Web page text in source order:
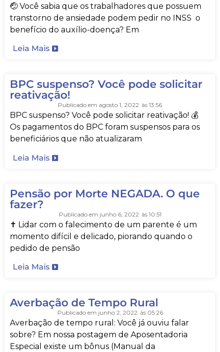
🤕 Você sabia que os trabalhadores que possuem
transtorno de ansiedade podem pedir no INSS o
benefício do auxílio-doença? Em
Leia Mais
BPC suspenso? Você pode solicitar
reativação!
Publicado em agosto 1, 2022 às 13:56
BPC suspenso? Você pode solicitar reativação! 💰
Os pagamentos do BPC foram suspensos para os
beneficiários que não atualizaram
Leia Mais
Pensão por Morte NEGADA. O que
fazer?
Publicado em junho 6, 2022 às 10:51
✝️ Lidar com o falecimento de um parente é um
momento difícil e delicado, piorando quando o
pedido de pensão
Leia Mais
Averbação de Tempo Rural
Publicado em junho 2, 2022 às 05:26
Averbação de tempo rural: Você já ouviu falar
sobre? Em nossa postagem de Aposentadoria
Especial existe um bônus (Manual da